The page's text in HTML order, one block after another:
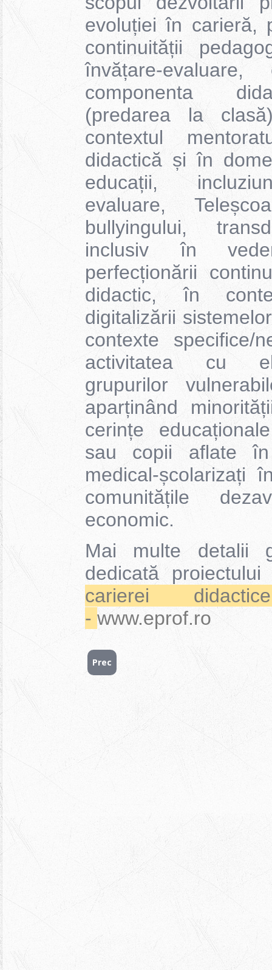
evoluției în carieră,
continuității
învățare-
componenta
(predarea la
contextul
didactică și în
educații,
evaluare,
bullyingului,
inclusiv în
perfecționării
didactic, în
digitalizării
contexte specifice/
activitatea cu
grupurilor
aparținând
cerințe
sau copii aflate
medical-școlarizați
comunitățile
economic.
Mai multe detalii
dedicată
carierei
- www.eprof.ro
Prec